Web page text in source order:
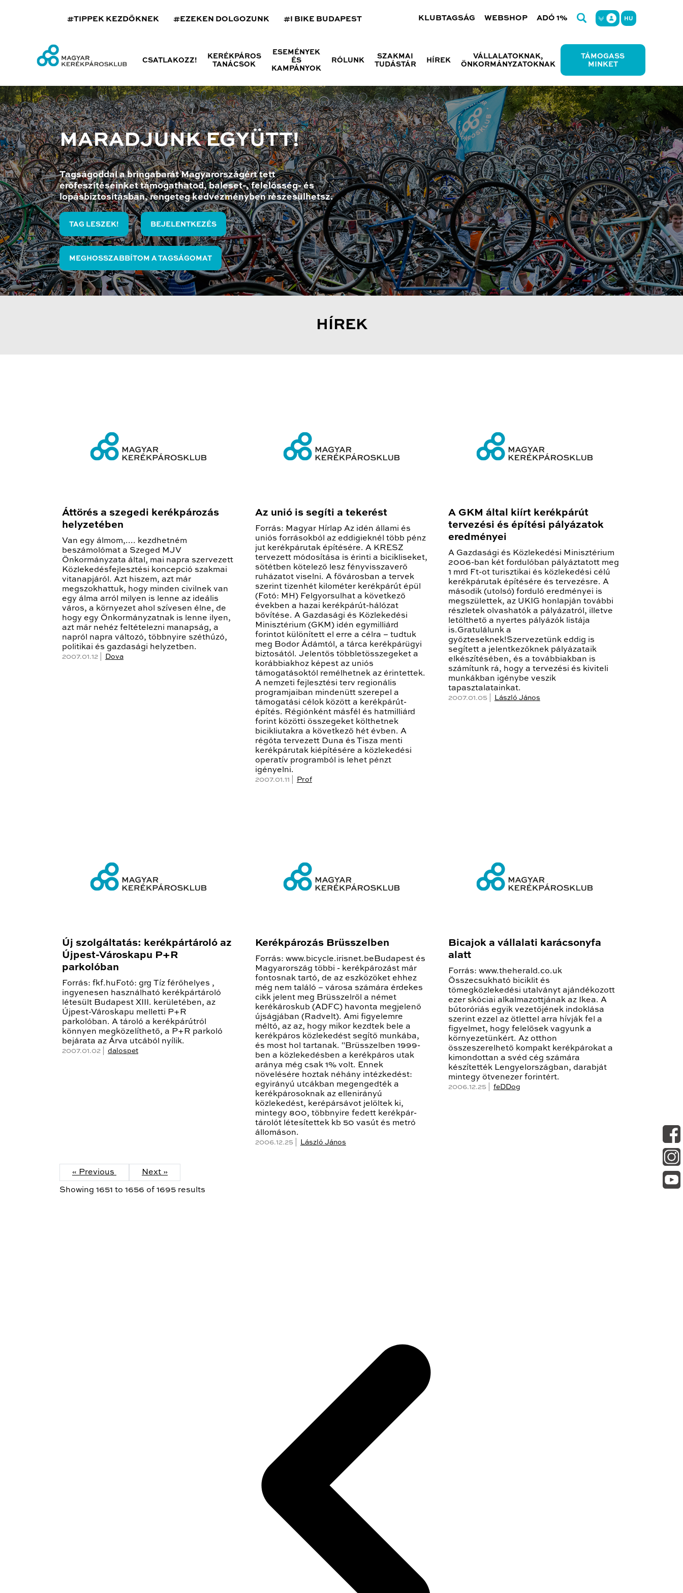
#TIPPEK KEZDŐKNEK #EZEKEN DOLGOZUNK #I BIKE BUDAPEST KLUBTAGSÁG WEBSHOP ADÓ 1% HU
CSATLAKOZZ!
KERÉKPÁROS
TANÁCSOK
ESEMÉNYEK
ÉS
KAMPÁNYOK
RÓLUNK
SZAKMAI
TUDÁSTÁR
HÍREK
VÁLLALATOKNAK,
ÖNKORMÁNYZATOKNAK
TÁMOGASS
MINKET
MARADJUNK EGYÜTT!
Tagságoddal a bringabarát Magyarországért tett
erőfeszítéseinket támogathatod, baleset-, felelősség- és
lopásbiztosításban, rengeteg kedvezményben részesülhetsz.
TAG LESZEK! BEJELENTKEZÉS
MEGHOSSZABBÍTOM A TAGSÁGOMAT
HÍREK
Áttörés a szegedi kerékpározás
helyzetében
Van egy álmom,.... kezdhetném
beszámolómat a Szeged MJV
Önkormányzata által, mai napra szervezett
Közlekedésfejlesztési koncepció szakmai
vitanapjáról. Azt hiszem, azt már
megszokhattuk, hogy minden civilnek van
egy álma arról milyen is lenne az ideális
város, a környezet ahol szívesen élne, de
hogy egy Önkormányzatnak is lenne ilyen,
azt már nehéz feltételezni manapság, a
napról napra változó, többnyire széthúzó,
politikai és gazdasági helyzetben.
2007.01.12 | Dova
Az unió is segíti a tekerést
Forrás: Magyar Hírlap Az idén állami és
uniós forrásokból az eddigieknél több pénz
jut kerékpárutak építésére. A KRESZ
tervezett módosítása is érinti a bicikliseket,
sötétben kötelező lesz fényvisszaverő
ruházatot viselni. A fővárosban a tervek
szerint tizenhét kilométer kerékpárút épül
(Fotó: MH) Felgyorsulhat a következő
években a hazai kerékpárút-hálózat
bővítése. A Gazdasági és Közlekedési
Minisztérium (GKM) idén egymilliárd
forintot különített el erre a célra – tudtuk
meg Bodor Ádámtól, a tárca kerékpárügyi
biztosától. Jelentős többletösszegeket a
korábbiakhoz képest az uniós
támogatásoktól remélhetnek az érintettek.
A nemzeti fejlesztési terv regionális
programjaiban mindenütt szerepel a
támogatási célok között a kerékpárút-
építés. Régiónként másfél és hatmilliárd
forint közötti összegeket költhetnek
bicikliutakra a következő hét évben. A
régóta tervezett Duna és Tisza menti
kerékpárutak kiépítésére a közlekedési
operatív programból is lehet pénzt
igényelni.
2007.01.11 | Prof
A GKM által kiírt kerékpárút
tervezési és építési pályázatok
eredményei
A Gazdasági és Közlekedési Minisztérium
2006-ban két fordulóban pályáztatott meg
1 mrd Ft-ot turisztikai és közlekedési célú
kerékpárutak építésére és tervezésre. A
második (utolsó) forduló eredményei is
megszülettek, az UKIG honlapján további
részletek olvashatók a pályázatról, illetve
letölthető a nyertes pályázók listája
is.Gratulálunk a
győzteseknek!Szervezetünk eddig is
segített a jelentkezőknek pályázataik
elkészítésében, és a továbbiakban is
számítunk rá, hogy a tervezési és kiviteli
munkákban igénybe veszik
tapasztalatainkat.
2007.01.05 | László János
Új szolgáltatás: kerékpártároló az
Újpest-Városkapu P+R
parkolóban
Forrás: fkf.huFotó: grg Tíz férőhelyes ,
ingyenesen használható kerékpártároló
létesült Budapest XIII. kerületében, az
Újpest-Városkapu melletti P+R
parkolóban. A tároló a kerékpárútról
könnyen megközelíthető, a P+R parkoló
bejárata az Árva utcából nyílik.
2007.01.02 | dalospet
Kerékpározás Brüsszelben
Forrás: www.bicycle.irisnet.beBudapest és
Magyarország többi - kerékpározást már
fontosnak tartó, de az eszközöket ehhez
még nem találó – városa számára érdekes
cikk jelent meg Brüsszelről a német
kerékároskub (ADFC) havonta megjelenő
újságjában (Radvelt). Ami figyelemre
méltó, az az, hogy mikor kezdtek bele a
kerékpáros közlekedést segítő munkába,
és most hol tartanak. "Brüsszelben 1999-
ben a közlekedésben a kerékpáros utak
aránya még csak 1% volt. Ennek
növelésére hoztak néhány intézkedést:
egyirányú utcákban megengedték a
kerékpárosoknak az ellenirányú
közlekedést, kerépársávot jelöltek ki,
mintegy 800, többnyire fedett kerékpár-
tárolót létesítettek kb 50 vasút és metró
állomáson.
2006.12.25 | László János
Bicajok a vállalati karácsonyfa
alatt
Forrás: www.theherald.co.uk
Összecsukható biciklit és
tömegközlekedési utalványt ajándékozott
ezer skóciai alkalmazottjának az Ikea. A
bútoróriás egyik vezetőjének indoklása
szerint ezzel az ötlettel arra hívják fel a
figyelmet, hogy felelősek vagyunk a
környezetünkért. Az otthon
összeszerelhető kompakt kerékpárokat a
kimondottan a svéd cég számára
készítették Lengyelországban, darabját
mintegy ötvenezer forintért.
2006.12.25 | feDDog
« Previous Next »
Showing 1651 to 1656 of 1695 results